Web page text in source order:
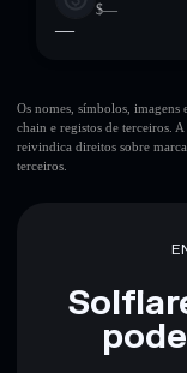
$—
—
Os nomes, símbolos, imagens
chain e registos de terceiros.
reivindica direitos sobre
terceiros.